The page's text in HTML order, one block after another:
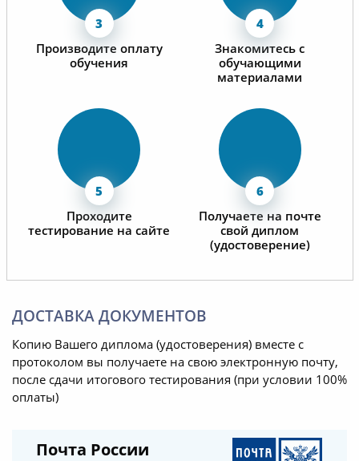
Производите оплату
обучения
Знакомитесь с
обучающими
материалами
Проходите
тестирование на сайте
Получаете на почте
свой диплом
(удостоверение)
ДОСТАВКА ДОКУМЕНТОВ
Копию Вашего диплома (удостоверения) вместе с
протоколом вы получаете на свою электронную почту,
после сдачи итогового тестирования (при условии 100%
оплаты)
Почта России